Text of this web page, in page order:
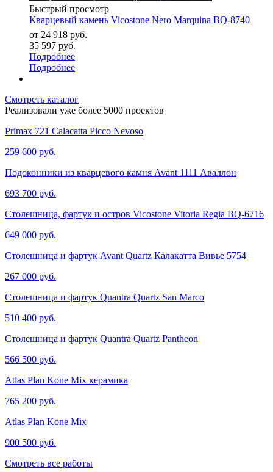
Быстрый просмотр
Кварцевый камень Vicostone Nero Marquina BQ-8740
от 24 918 руб.
35 597 руб.
Подробнее
Подробнее
Смотреть каталог
Реализовали уже более 5000 проектов
Primax 721 Calacatta Picco Nevoso
259 600 руб.
Подоконники из кварцевого камня Avant 1111 Аваллон
693 700 руб.
Столешница, фартук и остров Vicostone Vitoria Regia BQ-6716
649 000 руб.
Столешница и фартук Avant Quartz Калакатта Вивье​​​​ 5754
267 000 руб.
Столешница и фартук Quantra Quartz San Marco
510 400 руб.
Столешница и фартук Quantra Quartz Pantheon
566 500 руб.
Atlas Plan Kone Mix керамика
765 200 руб.
Atlas Plan Kone Mix
900 500 руб.
Смотреть все работы